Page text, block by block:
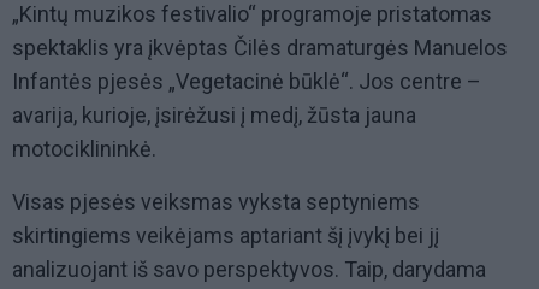
„Kintų muzikos festivalio“ programoje pristatomas
spektaklis yra įkvėptas Čilės dramaturgės Manuelos
Infantės pjesės „Vegetacinė būklė“. Jos centre –
avarija, kurioje, įsirėžusi į medį, žūsta jauna
motociklininkė.
Visas pjesės veiksmas vyksta septyniems
skirtingiems veikėjams aptariant šį įvykį bei jį
analizuojant iš savo perspektyvos. Taip, darydama